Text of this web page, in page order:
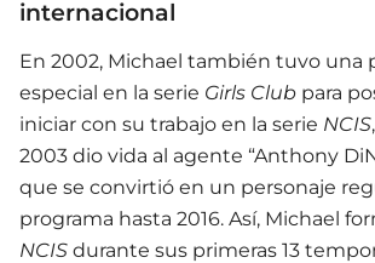
internacional
En 2002, Michael también tuvo una
especial en la serie Girls Club para
iniciar con su trabajo en la serie NCIS
2003 dio vida al agente “Anthony
que se convirtió en un personaje
programa hasta 2016. Así, Michael
NCIS durante sus primeras 13